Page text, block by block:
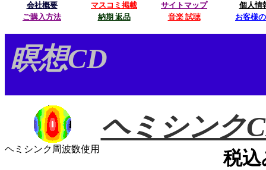
会社概要 マスコミ掲載 サイトマップ
個人情
ご購入方法
納期 返品 音楽 試聴
お客様
瞑想CD
ヘミシンク周波数使用
ヘミシンク
税